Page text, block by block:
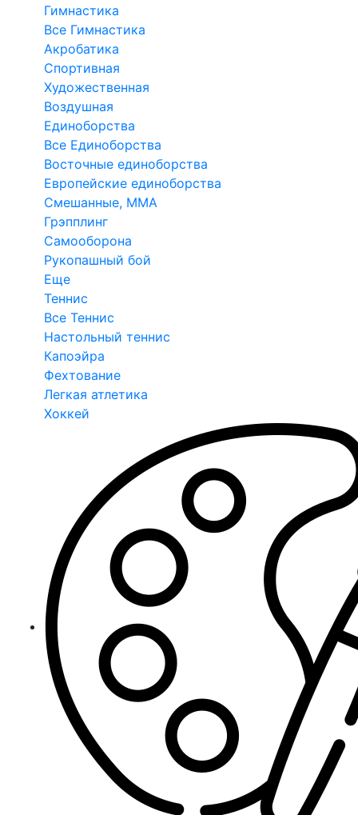
Гимнастика
Все Гимнастика
Акробатика
Спортивная
Художественная
Воздушная
Единоборства
Все Единоборства
Восточные единоборства
Европейские единоборства
Смешанные, ММА
Грэпплинг
Самооборона
Рукопашный бой
Еще
Теннис
Все Теннис
Настольный теннис
Капоэйра
Фехтование
Легкая атлетика
Хоккей